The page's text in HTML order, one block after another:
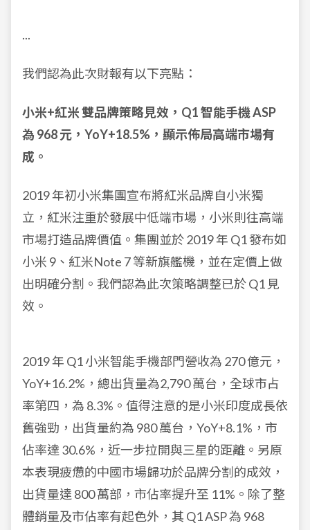
...
我們認為此次財報有以下亮點：
小米+紅米 雙品牌策略見效，Q1 智能手機 ASP
為 968 元，YoY+18.5%，顯示佈局高端市場有
成。
2019 年初小米集團宣布將紅米品牌自小米獨
立，紅米注重於發展中低端市場，小米則往高端
市場打造品牌價值。集團並於 2019 年 Q1 發布如
小米 9、紅米Note 7 等新旗艦機，並在定價上做
出明確分割。我們認為此次策略調整已於 Q1 見
效。
2019 年 Q1 小米智能手機部門營收為 270 億元，
YoY+16.2%，總出貨量為2,790 萬台，全球市占
率第四，為 8.3%。值得注意的是小米印度成長依
舊強勁，出貨量約為 980 萬台，YoY+8.1%，市
佔率達 30.6%，近一步拉開與三星的距離。另原
本表現疲憊的中國市場歸功於品牌分割的成效，
出貨量達 800 萬部，市佔率提升至 11%。除了整
體銷量及市佔率有起色外，其 Q1 ASP 為 968